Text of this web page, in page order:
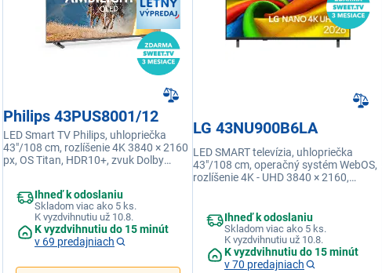
Philips 43PUS8001/12
LED Smart TV Philips, uhlopriečka
43"/108 cm, rozlíšenie 4K 3840 × 2160
px, OS Titan, HDR10+, zvuk Dolby
frekvencia: 50 Hz
Ihneď k odoslaniu
Skladom viac ako 5 ks.
K vyzdvihnutiu už 10.8.
K vyzdvihnutiu do 15 minút
v 69 predajniach
LG 43NU900B6LA
LED SMART televízia, uhlopriečka
43"/108 cm, operačný systém WebOS,
rozlíšenie 4K - UHD 3840 × 2160,
45, USB, Wi-fi integrovaná, Ethernet
(LAN)
Ihneď k odoslaniu
Skladom viac ako 5 ks.
K vyzdvihnutiu už 10.8.
K vyzdvihnutiu do 15 minút
v 70 predajniach